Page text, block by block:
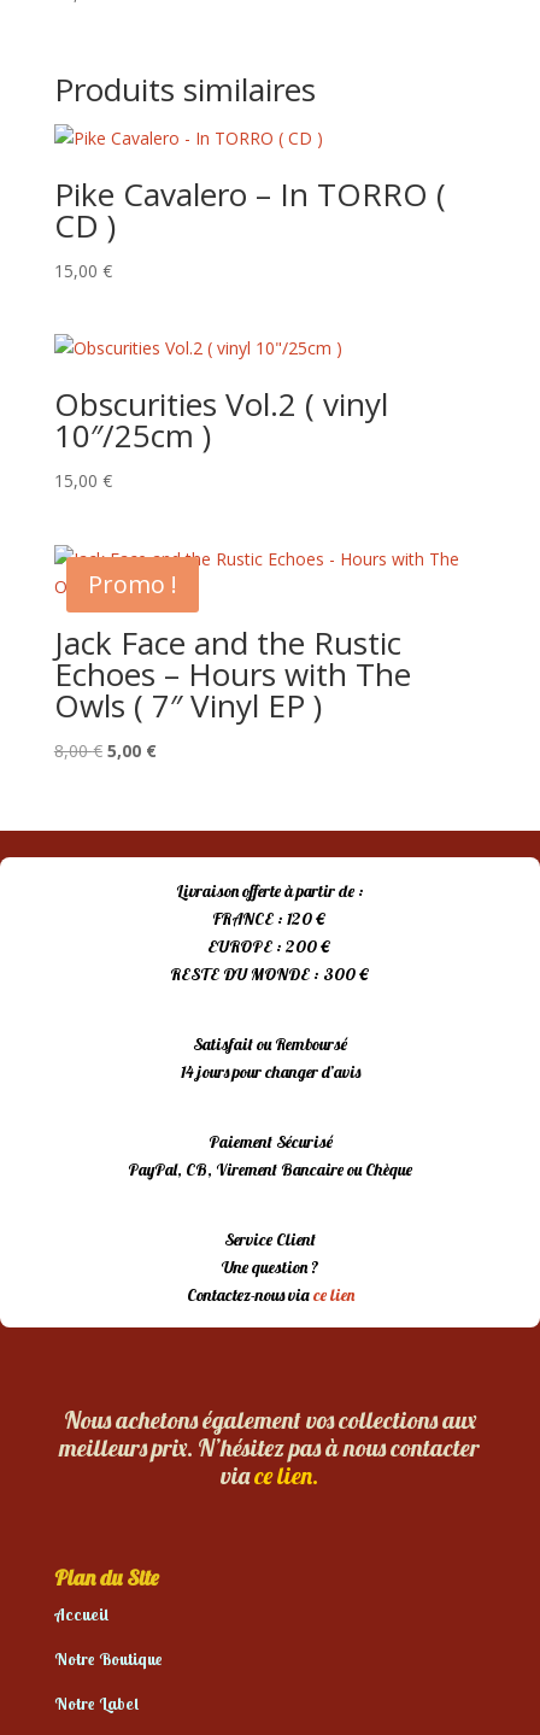
Produits similaires
Pike Cavalero – In TORRO (
CD )
15,00 €
Obscurities Vol.2 ( vinyl
10″/25cm )
15,00 €
Promo !
Jack Face and the Rustic
Echoes – Hours with The
Owls ( 7″ Vinyl EP )
8,00€ Le
était :
8,00 €.
5,00 €Le
est :
5,00 €.
Livraison offerte à partir de :
FRANCE : 120 €
EUROPE : 200 €
RESTE DU MONDE : 300 €
Satisfait ou Remboursé
14 jours pour changer d’avis
Paiement Sécurisé
PayPal, CB, Virement Bancaire ou Chèque
Service Client
Une question ?
Contactez-nous viace lien
Nous achetons également vos collections aux
meilleurs prix. N’hésitez pas à nous contacter
viace lien.
Plan du Site
Accueil
Notre Boutique
Notre Label